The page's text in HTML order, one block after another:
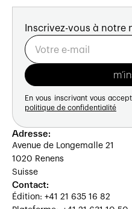
Inscrivez-vous à notre
En vous inscrivant vous
politique de confidentialité
Adresse:
Avenue de Longemalle 21
1020 Renens
Suisse
Contact:
Édition: +41 21 635 16 82